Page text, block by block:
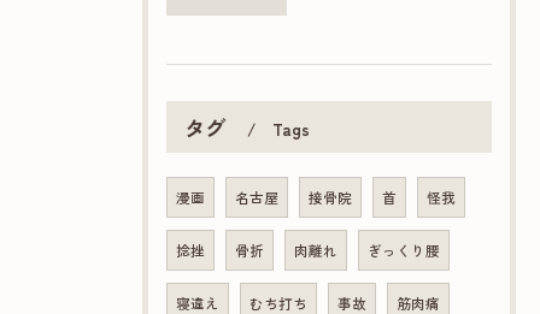
タグ Tags
漫画 名古屋 接骨院 首 怪我
捻挫 骨折 肉離れ ぎっくり腰
寝違え むち打ち 事故 筋肉痛